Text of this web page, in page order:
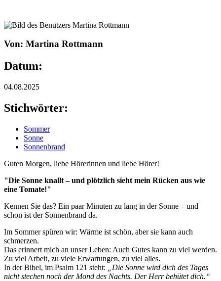
Von: Martina Rottmann
Datum:
04.08.2025
Stichwörter:
Sommer
Sonne
Sonnenbrand
Guten Morgen, liebe Hörerinnen und liebe Hörer!
"Die Sonne knallt – und plötzlich sieht mein Rücken aus wie
eine Tomate!"
Kennen Sie das? Ein paar Minuten zu lang in der Sonne – und
schon ist der Sonnenbrand da.
Im Sommer spüren wir: Wärme ist schön, aber sie kann auch
schmerzen.
Das erinnert mich an unser Leben: Auch Gutes kann zu viel werden.
Zu viel Arbeit, zu viele Erwartungen, zu viel alles.
In der Bibel, im Psalm 121 steht:
„Die Sonne wird dich des Tages
nicht stechen noch der Mond des Nachts. Der Herr behütet dich.“